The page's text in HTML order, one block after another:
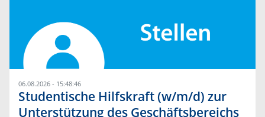
06.08.2026 - 15:48:46
Studentische Hilfskraft (w/m/d) zur
Unterstützung des Geschäftsbereichs